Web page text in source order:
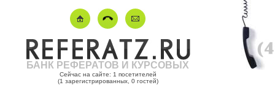
БАНК РЕФЕРАТОВ И КУРСОВЫХ
Сейчас на сайте: 1 посетителей
(1 зарегистрированных, 0 гостей)